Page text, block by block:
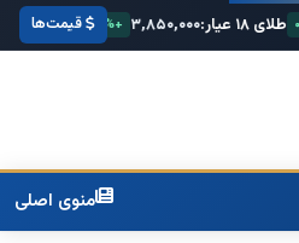
۳,۸۵۰,۰۰۰ +۱.۲% سکه امامی:قیمت‌ها
منوی اصلی